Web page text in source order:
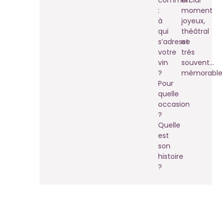
:
à
qui
s’adresse
votre
vin
?
Pour
quelle
occasion
?
Quelle
est
son
histoire
?
moment
joyeux,
théâtral
et
très
souvent…